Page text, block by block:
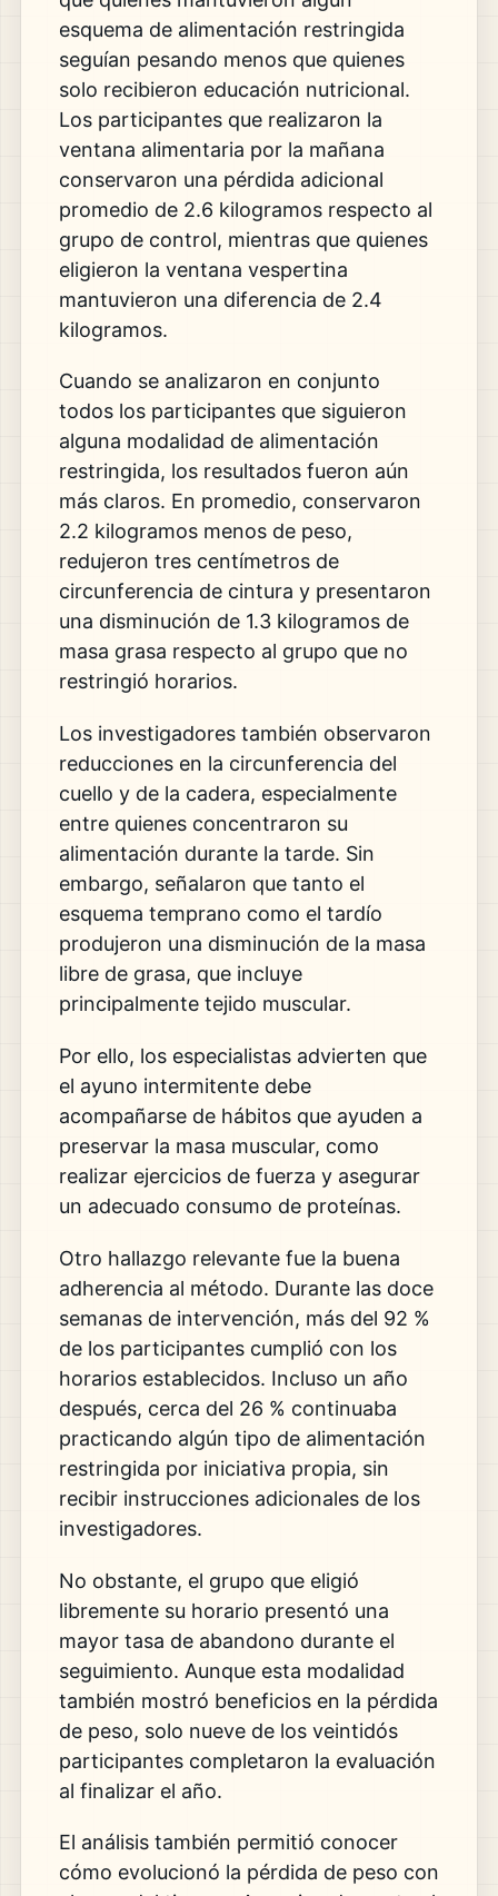
esquema de alimentación restringida
seguían pesando menos que quienes
solo recibieron educación nutricional.
Los participantes que realizaron la
ventana alimentaria por la mañana
conservaron una pérdida adicional
promedio de 2.6 kilogramos respecto al
grupo de control, mientras que quienes
eligieron la ventana vespertina
mantuvieron una diferencia de 2.4
kilogramos.
Cuando se analizaron en conjunto
todos los participantes que siguieron
alguna modalidad de alimentación
restringida, los resultados fueron aún
más claros. En promedio, conservaron
2.2 kilogramos menos de peso,
redujeron tres centímetros de
circunferencia de cintura y presentaron
una disminución de 1.3 kilogramos de
masa grasa respecto al grupo que no
restringió horarios.
Los investigadores también observaron
reducciones en la circunferencia del
cuello y de la cadera, especialmente
entre quienes concentraron su
alimentación durante la tarde. Sin
embargo, señalaron que tanto el
esquema temprano como el tardío
produjeron una disminución de la masa
libre de grasa, que incluye
principalmente tejido muscular.
Por ello, los especialistas advierten que
el ayuno intermitente debe
acompañarse de hábitos que ayuden a
preservar la masa muscular, como
realizar ejercicios de fuerza y asegurar
un adecuado consumo de proteínas.
Otro hallazgo relevante fue la buena
adherencia al método. Durante las doce
semanas de intervención, más del 92 %
de los participantes cumplió con los
horarios establecidos. Incluso un año
después, cerca del 26 % continuaba
practicando algún tipo de alimentación
restringida por iniciativa propia, sin
recibir instrucciones adicionales de los
investigadores.
No obstante, el grupo que eligió
libremente su horario presentó una
mayor tasa de abandono durante el
seguimiento. Aunque esta modalidad
también mostró beneficios en la pérdida
de peso, solo nueve de los veintidós
participantes completaron la evaluación
al finalizar el año.
El análisis también permitió conocer
cómo evolucionó la pérdida de peso con